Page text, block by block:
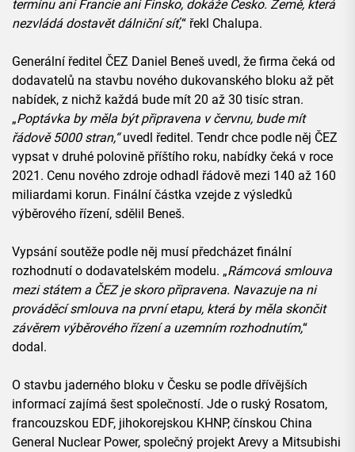
termínu ani Francie ani Finsko, dokáže Česko. Země, která
nezvládá dostavět dálniční síť,“ řekl Chalupa.
Generální ředitel ČEZ Daniel Beneš uvedl, že firma čeká od
dodavatelů na stavbu nového dukovanského bloku až pět
nabídek, z nichž každá bude mít 20 až 30 tisíc stran.
„Poptávka by měla být připravena v červnu, bude mít
řádově 5000 stran,“uvedl ředitel. Tendr chce podle něj ČEZ
vypsat v druhé polovině příštího roku, nabídky čeká v roce
2021. Cenu nového zdroje odhadl řádově mezi 140 až 160
miliardami korun. Finální částka vzejde z výsledků
výběrového řízení, sdělil Beneš.
Vypsání soutěže podle něj musí předcházet finální
rozhodnutí o dodavatelském modelu. „Rámcová smlouva
mezi státem a ČEZ je skoro připravena. Navazuje na ni
prováděcí smlouva na první etapu, která by měla skončit
závěrem výběrového řízení a uzemním rozhodnutím,“
dodal.
O stavbu jaderného bloku v Česku se podle dřívějších
informací zajímá šest společností. Jde o ruský Rosatom,
francouzskou EDF, jihokorejskou KHNP, čínskou China
General Nuclear Power, společný projekt Arevy a Mitsubishi